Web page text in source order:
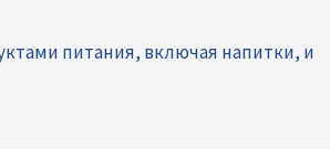
питания, включая напитки, и